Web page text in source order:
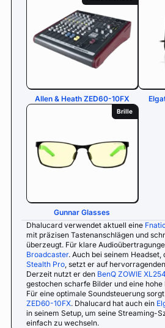
Allen & Heath ZED60-10FX
Brille
Gunnar Glasses
Dhalucard verwendet aktuell eine
mit präzisen Tastenanschlägen und
überzeugt. Für klare
Broadcaster. Auch bei seinem Headset,
Stealth Pro, setzt er auf
Derzeit nutzt er den BenQ ZOWIE
gestochen scharfe Bilder und eine
Für eine optimale Soundsteuerung
ZED60-10FX. Dhalucard hat auch ein
in seinem Setup, um seine Streaming-
einfach zu wechseln.